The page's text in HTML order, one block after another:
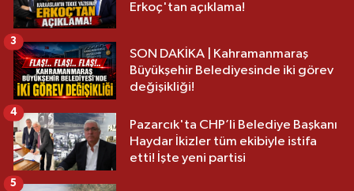
Erkoç'tan açıklama!
SON DAKİKA | Kahramanmaraş
Büyükşehir Belediyesinde iki görev
değişikliği!
3
Pazarcık'ta CHP’li Belediye Başkanı
Haydar İkizler tüm ekibiyle istifa
etti! İşte yeni partisi
4
5